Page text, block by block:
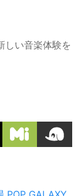
しい音楽体験を